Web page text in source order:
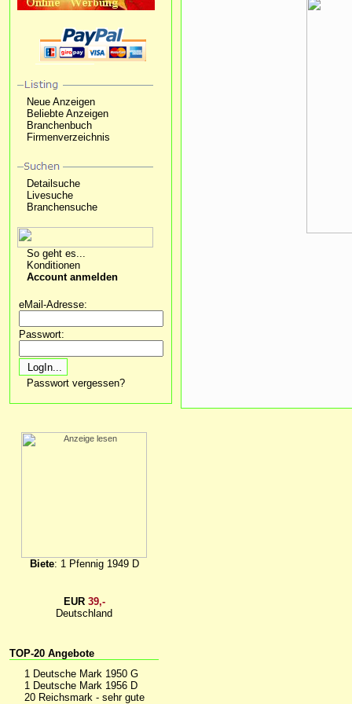
Neue Anzeigen
Beliebte Anzeigen
Branchenbuch
Firmenverzeichnis
Detailsuche
Livesuche
Branchensuche
So geht es...
Konditionen
Account anmelden
eMail-Adresse:
Passwort:
Passwort vergessen?
Biete: 1 Pfennig 1949 D
EUR39,-
Deutschland
TOP-20 Angebote
1 Deutsche Mark 1950 G
1 Deutsche Mark 1956 D
20 Reichsmark - sehr gute